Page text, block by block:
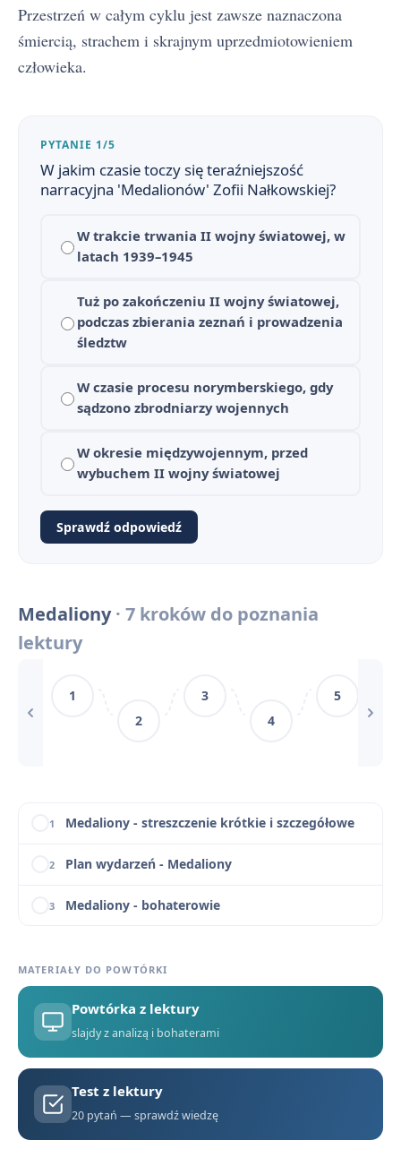
Przestrzeń w całym cyklu jest zawsze naznaczona
śmiercią, strachem i skrajnym uprzedmiotowieniem
człowieka.
PYTANIE 1/5
W jakim czasie toczy się teraźniejszość
narracyjna 'Medalionów' Zofii Nałkowskiej?
W trakcie trwania II wojny światowej, w
latach 1939–1945
Tuż po zakończeniu II wojny światowej,
podczas zbierania zeznań i prowadzenia
śledztw
W czasie procesu norymberskiego, gdy
sądzono zbrodniarzy wojennych
W okresie międzywojennym, przed
wybuchem II wojny światowej
Sprawdź odpowiedź
Medaliony· 7 kroków do poznania
lektury
1
2
3
4
5
Medaliony - streszczenie krótkie i szczegółowe
3 Medaliony - bohaterowie
Biografia Zofii Nałkowskiej
Kontekst historyczny i prawny „Medalionów”
1 Medaliony - streszczenie krótkie i szczegółowe
2 Plan wydarzeń - Medaliony
3 Medaliony - bohaterowie
5 Kontekst historyczny i prawny „Medalionów”
6 Medaliony - motywy literackie
7 Medaliony - konteksty
1 Medaliony - streszczenie krótkie i szczegółowe
MATERIAŁY DO POWTÓRKI
Powtórka z lektury
slajdy z analizą i bohaterami
Test z lektury
20 pytań — sprawdź wiedzę